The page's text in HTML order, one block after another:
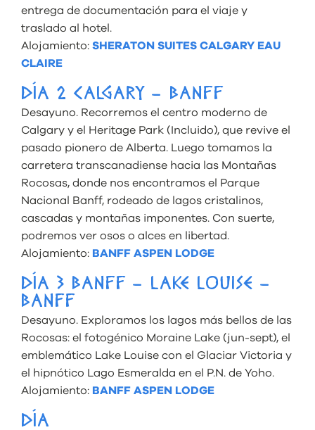
entrega de documentación para el viaje y
traslado al hotel.
Alojamiento: SHERATON SUITES CALGARY EAU
CLAIRE
DÍA 2 CALGARY – BANFF
Desayuno. Recorremos el centro moderno de
Calgary y el Heritage Park (Incluido), que revive el
pasado pionero de Alberta. Luego tomamos la
carretera transcanadiense hacia las Montañas
Rocosas, donde nos encontramos el Parque
Nacional Banff, rodeado de lagos cristalinos,
cascadas y montañas imponentes. Con suerte,
podremos ver osos o alces en libertad.
Alojamiento: BANFF ASPEN LODGE
DÍA 3 BANFF – LAKE LOUISE –
BANFF
Desayuno. Exploramos los lagos más bellos de las
Rocosas: el fotogénico Moraine Lake (jun-sept), el
emblemático Lake Louise con el Glaciar Victoria y
el hipnótico Lago Esmeralda en el P.N. de Yoho.
Alojamiento: BANFF ASPEN LODGE
DÍA